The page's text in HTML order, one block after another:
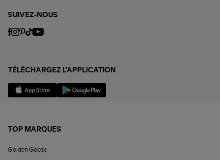
SUIVEZ-NOUS
TÉLÉCHARGEZ L'APPLICATION
TOP MARQUES
Golden Goose